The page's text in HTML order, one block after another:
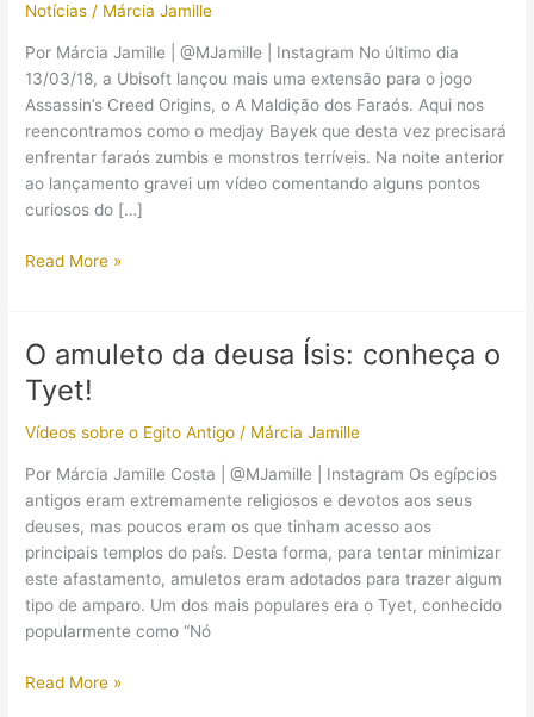
Notícias / Márcia Jamille
Por Márcia Jamille | @MJamille | Instagram No último dia
13/03/18, a Ubisoft lançou mais uma extensão para o jogo
Assassin’s Creed Origins, o A Maldição dos Faraós. Aqui nos
reencontramos como o medjay Bayek que desta vez precisará
enfrentar faraós zumbis e monstros terríveis. Na noite anterior
ao lançamento gravei um vídeo comentando alguns pontos
curiosos do […]
Comentando
“A
Maldição
Faraós”
(Assassin’s
Creed
Origins)
Read More »
O amuleto da deusa Ísis: conheça o
Tyet!
Vídeos sobre o Egito Antigo / Márcia Jamille
Por Márcia Jamille Costa | @MJamille | Instagram Os egípcios
antigos eram extremamente religiosos e devotos aos seus
deuses, mas poucos eram os que tinham acesso aos
principais templos do país. Desta forma, para tentar minimizar
este afastamento, amuletos eram adotados para trazer algum
tipo de amparo. Um dos mais populares era o Tyet, conhecido
popularmente como “Nó
O
Read More »